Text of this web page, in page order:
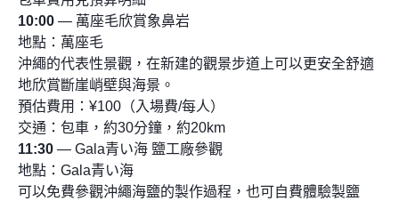
10:00 — 萬座毛欣賞象鼻岩
地點：萬座毛
沖繩的代表性景觀，在新建的觀景步道上可以更安全舒適
地欣賞斷崖峭壁與海景。
預估費用：¥100（入場費/每人）
交通：包車，約30分鐘，約20km
11:30 — Gala青い海 鹽工廠參觀
地點：Gala青い海
可以免費參觀沖繩海鹽的製作過程，也可自費體驗製鹽